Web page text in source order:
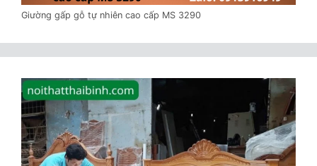
Giường gấp gỗ tự nhiên cao cấp MS 3290